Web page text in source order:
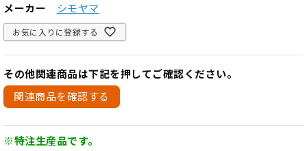
メーカー
シモヤマ
お気に入りに登録する
その他関連商品は下記を押してご確認ください。
関連商品を確認する
※特注生産品です。